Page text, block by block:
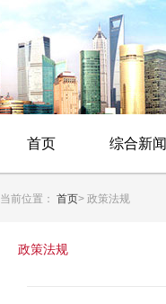
首页 综合新闻
当前位置： 首页> 政策法规
政策法规